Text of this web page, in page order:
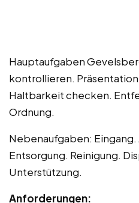
Hauptaufgaben
kontrollieren.
Haltbarkeit checken.
Ordnung.
Nebenaufgaben: Eingang.
Entsorgung. Reinigung.
Unterstützung.
Anforderungen: